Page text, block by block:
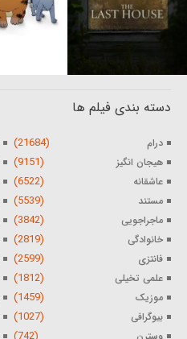
دسته بندی فیلم ها
درام (21684)
هیجان انگیز (9151)
عاشقانه (6522)
مستند (5539)
ماجراجویی (3842)
خانوادگی (2819)
فانتزی (2599)
علمی تخیلی (1812)
موزیک (1459)
بیوگرافی (1027)
وسترن